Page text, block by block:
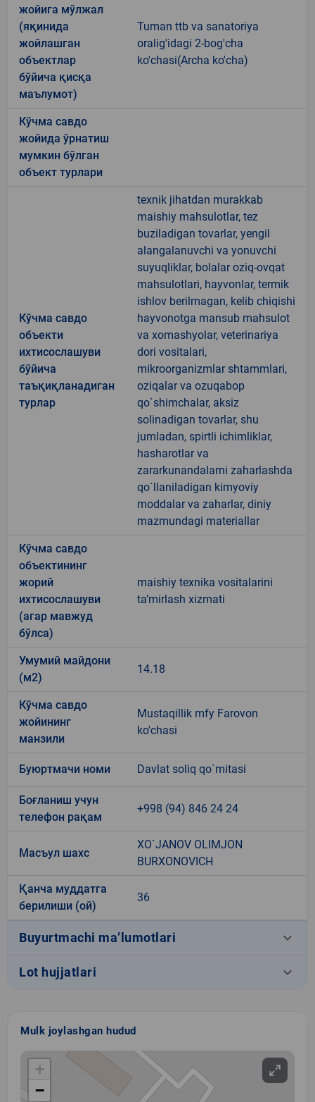
жойига мўлжал
(яқинида
жойлашган
объектлар
бўйича қисқа
маълумот)
Tuman ttb va sanatoriya
oralig'idagi 2-bog'cha
ko'chasi(Archa ko'cha)
Кўчма савдо
жойида ўрнатиш
мумкин бўлган
объект турлари
Кўчма савдо
объекти
ихтисослашуви
бўйича
таъқиқланадиган
турлар
texnik jihatdan murakkab
maishiy mahsulotlar, tez
buziladigan tovarlar, yengil
alangalanuvchi va yonuvchi
suyuqliklar, bolalar oziq-ovqat
mahsulotlari, hayvonlar, termik
ishlov berilmagan, kelib chiqishi
hayvonotga mansub mahsulot
va xomashyolar, veterinariya
dori vositalari,
mikroorganizmlar shtammlari,
oziqalar va ozuqabop
qo`shimchalar, aksiz
solinadigan tovarlar, shu
jumladan, spirtli ichimliklar,
hasharotlar va
zararkunandalarni zaharlashda
qo`llaniladigan kimyoviy
moddalar va zaharlar, diniy
mazmundagi materiallar
Кўчма савдо
объектининг
жорий
ихтисослашуви
(агар мавжуд
бўлса)
maishiy texnika vositalarini
taʼmirlash xizmati
Умумий майдони
(м2)
14.18
Кўчма савдо
жойининг
манзили
Mustaqillik mfy Farovon
ko'chasi
Буюртмачи номи Davlat soliq qo`mitasi
Боғланиш учун
телефон рақам
+998 (94) 846 24 24
Масъул шахс
XO`JANOV OLIMJON
BURXONOVICH
Қанча муддатга
берилиши (ой)
36
Buyurtmachi ma’lumotlari keyboard_arrow_down
Lot hujjatlari keyboard_arrow_down
Mulk joylashgan hudud
+
−